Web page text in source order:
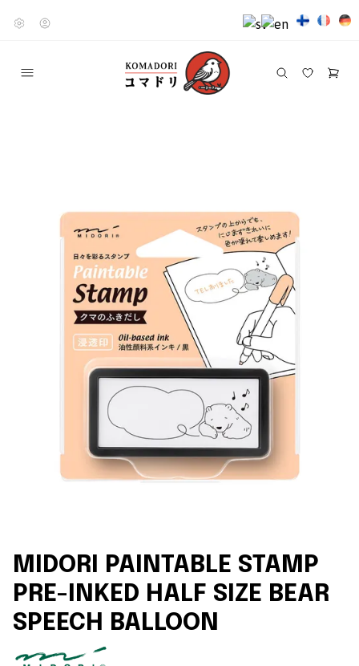
MIDORI PAINTABLE STAMP
PRE-INKED HALF SIZE BEAR
SPEECH BALLOON
Leverantör: